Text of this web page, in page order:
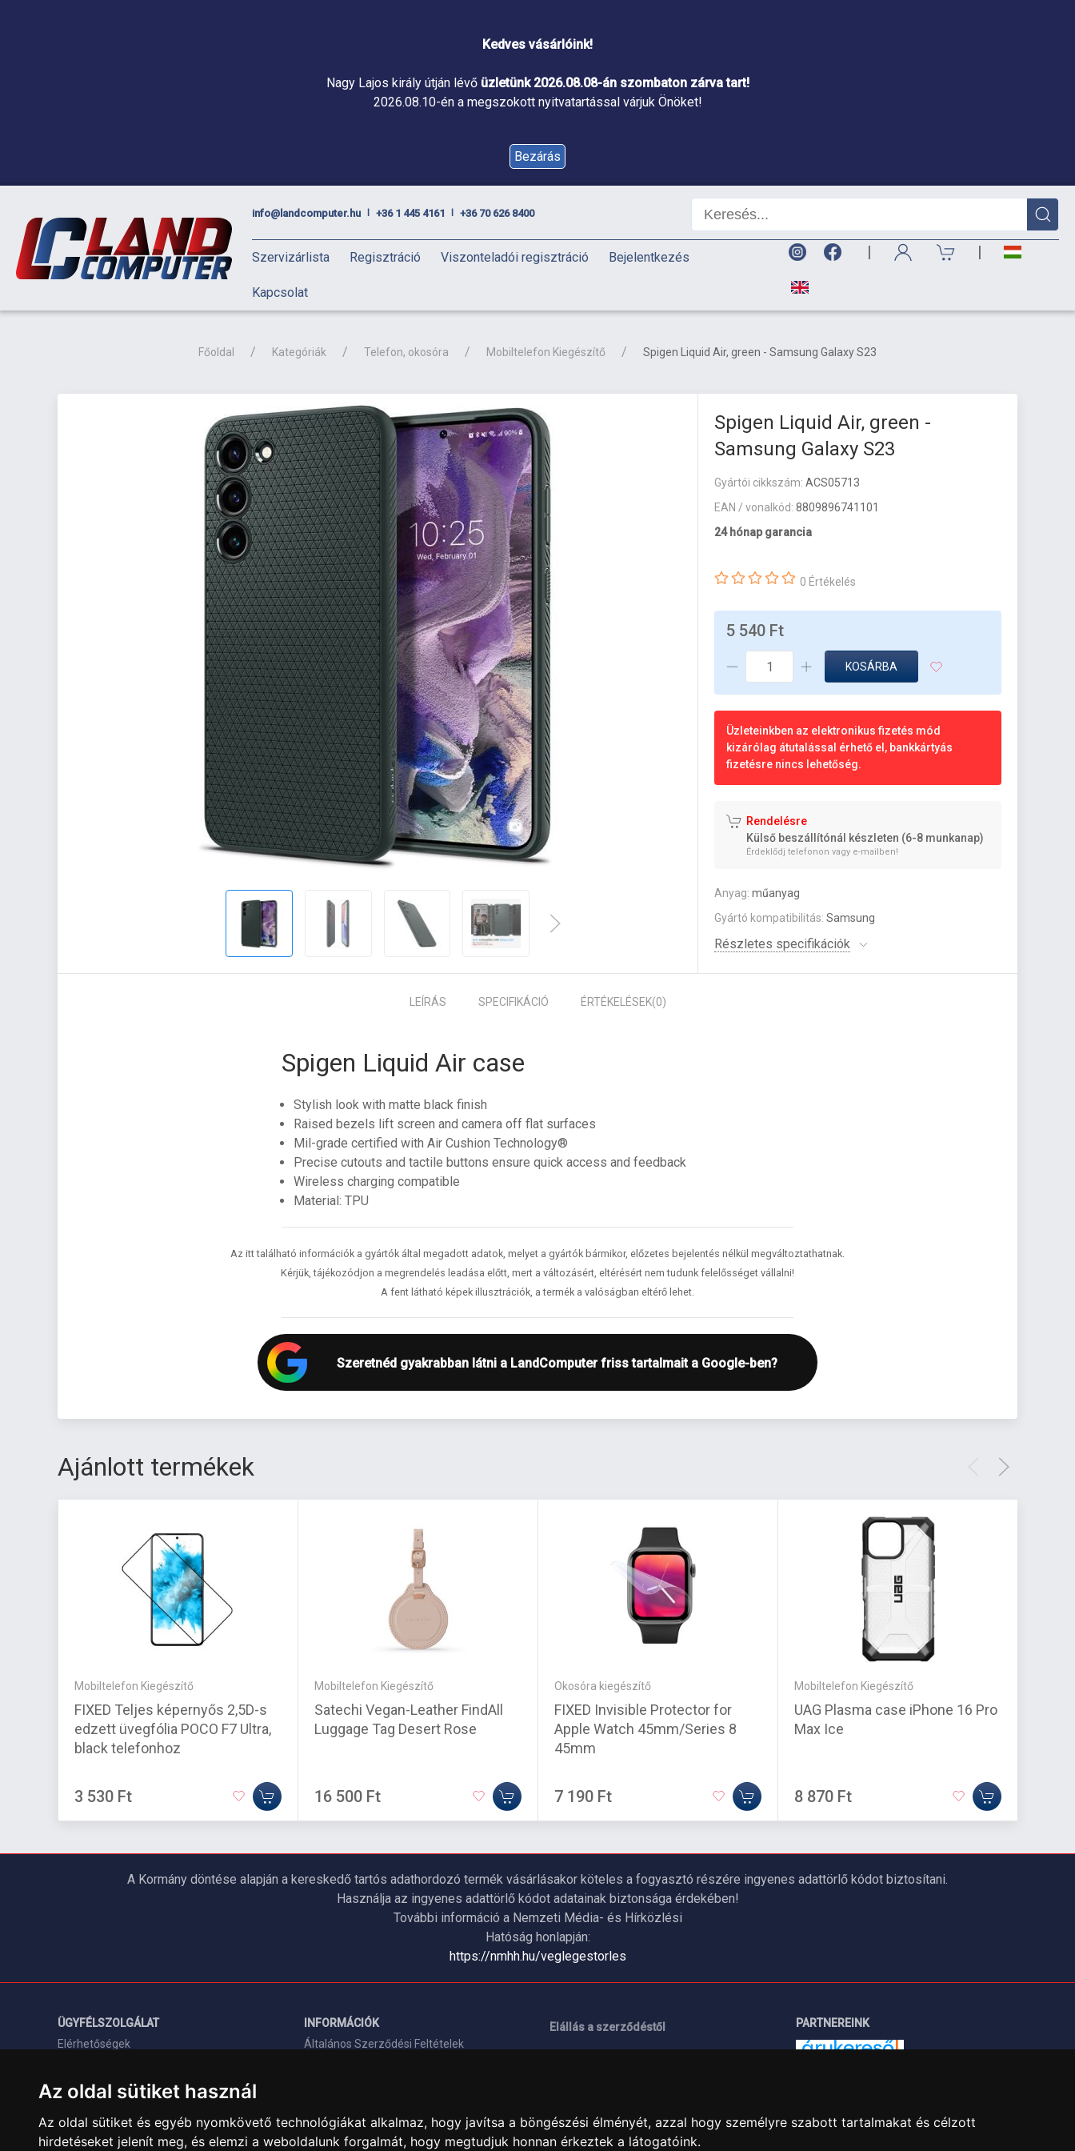
Az oldal sütiket használ
Az oldal sütiket és egyéb nyomkövető technológiákat alkalmaz, hogy javítsa a böngészési élményét, azzal hogy személyre szabott tartalmakat és célzott
hirdetéseket jelenít meg, és elemzi a weboldalunk forgalmát, hogy megtudjuk honnan érkeztek a látogatóink.
Kedves vásárlóink!
Nagy Lajos király útján lévő üzletünk 2026.08.08-án szombaton zárva tart!
2026.08.10-én a megszokott nyitvatartással várjuk Önöket!
Bezárás
info@landcomputer.hu +36 1 445 4161 +36 70 626 8400
Szervizárlista Regisztráció Viszonteladói regisztráció Bejelentkezés
Kapcsolat
| |
Főoldal Kategóriák Telefon, okosóra Mobiltelefon Kiegészítő Spigen Liquid Air, green - Samsung Galaxy S23
Spigen Liquid Air, green -
Samsung Galaxy S23
Gyártói cikkszám:ACS05713
EAN / vonalkód:8809896741101
24 hónap garancia
0 Értékelés
5 540 Ft
KOSÁRBA
Üzleteinkben az elektronikus fizetés mód
kizárólag átutalással érhető el, bankkártyás
fizetésre nincs lehetőség.
Rendelésre
Külső beszállítónál készleten (6-8 munkanap)
Érdeklődj telefonon vagy e-mailben!
Anyag:műanyag
Gyártó kompatibilitás:Samsung
Részletes specifikációk
LEÍRÁS SPECIFIKÁCIÓ ÉRTÉKELÉSEK(0)
Spigen Liquid Air case
Stylish look with matte black finish
Raised bezels lift screen and camera off flat surfaces
Mil-grade certified with Air Cushion Technology®
Precise cutouts and tactile buttons ensure quick access and feedback
Wireless charging compatible
Material: TPU
Az itt található információk a gyártók által megadott adatok, melyet a gyártók bármikor, előzetes bejelentés nélkül megváltoztathatnak.
Kérjük, tájékozódjon a megrendelés leadása előtt, mert a változásért, eltérésért nem tudunk felelősséget vállalni!
A fent látható képek illusztrációk, a termék a valóságban eltérő lehet.
Szeretnéd gyakrabban látni a LandComputer friss tartalmait a Google-ben?
Ajánlott termékek
Mobiltelefon Kiegészítő
FIXED Teljes képernyős 2,5D-s
edzett üvegfólia POCO F7 Ultra,
black telefonhoz
3 530 Ft
Mobiltelefon Kiegészítő
Satechi Vegan-Leather FindAll
Luggage Tag Desert Rose
16 500 Ft
Okosóra kiegészítő
FIXED Invisible Protector for
Apple Watch 45mm/Series 8
45mm
7 190 Ft
Mobiltelefon Kiegészítő
UAG Plasma case iPhone 16 Pro
Max Ice
8 870 Ft
A Kormány döntése alapján a kereskedő tartós adathordozó termék vásárlásakor köteles a fogyasztó részére ingyenes adattörlő kódot biztosítani.
Használja az ingyenes adattörlő kódot adatainak biztonsága érdekében!
További információ a Nemzeti Média- és Hírközlési
Hatóság honlapján:
https://nmhh.hu/veglegestorles
ÜGYFÉLSZOLGÁLAT
Elérhetőségek
Webszolgáltatás
Üzleteinkben az elektronikus fizetés mód
kizárólag átutalással érhető el, bankkártyás
fizetésre nincs lehetőség.
INFORMÁCIÓK
Általános Szerződési Feltételek
Szolgáltatásaink
Szállítási információk
Elállás a szerződéstől
+36 70 626 8400
info@landcomputer.hu
PARTNEREINK